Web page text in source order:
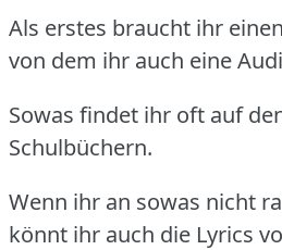
Als erstes braucht ihr
von dem ihr auch eine
Sowas findet ihr oft auf
Schulbüchern.
Wenn ihr an sowas nicht
könnt ihr auch die Lyrics